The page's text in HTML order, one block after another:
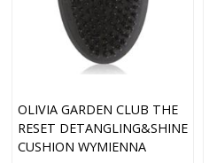
OLIVIA GARDEN CLUB THE
RESET DETANGLING&SHINE
CUSHION WYMIENNA